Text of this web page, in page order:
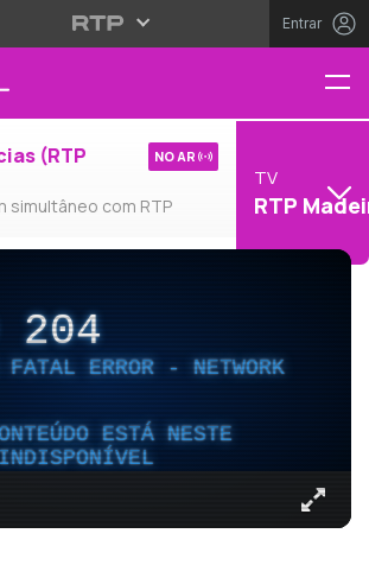
Entrar
(RTP
simultâneo com RTP
NO AR
TV
RTP
204
ERROR - NETWORK
ESTÁ NESTE
INDISPONÍVEL